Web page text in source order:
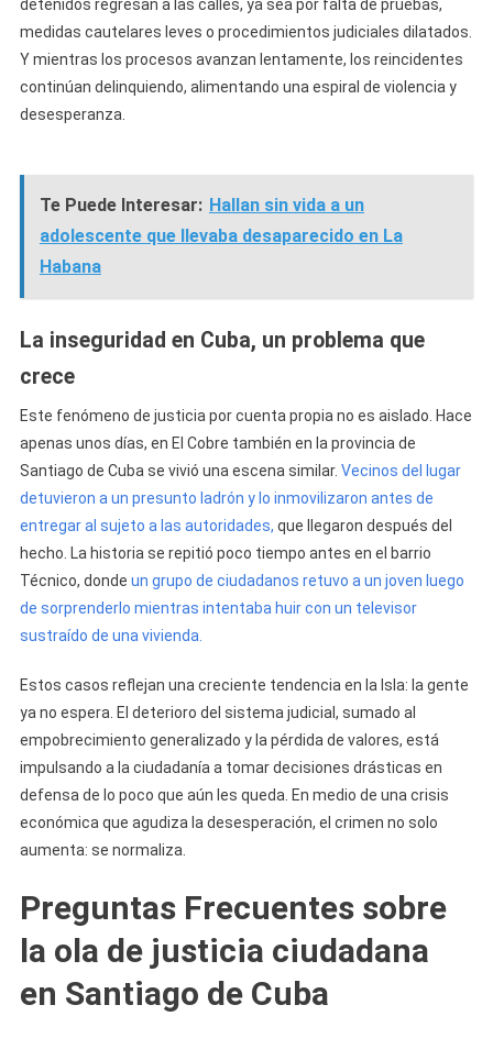
detenidos regresan a las calles, ya sea por falta de pruebas,
medidas cautelares leves o procedimientos judiciales dilatados.
Y mientras los procesos avanzan lentamente, los reincidentes
continúan delinquiendo, alimentando una espiral de violencia y
desesperanza.
Te Puede Interesar: Hallan sin vida a un
adolescente que llevaba desaparecido en La
Habana
La inseguridad en Cuba, un problema que
crece
Este fenómeno de justicia por cuenta propia no es aislado. Hace
apenas unos días, en El Cobre también en la provincia de
Santiago de Cuba se vivió una escena similar. Vecinos del lugar
detuvieron a un presunto ladrón y lo inmovilizaron antes de
entregar al sujeto a las autoridades, que llegaron después del
hecho. La historia se repitió poco tiempo antes en el barrio
Técnico, donde un grupo de ciudadanos retuvo a un joven luego
de sorprenderlo mientras intentaba huir con un televisor
sustraído de una vivienda.
Estos casos reflejan una creciente tendencia en la Isla: la gente
ya no espera. El deterioro del sistema judicial, sumado al
empobrecimiento generalizado y la pérdida de valores, está
impulsando a la ciudadanía a tomar decisiones drásticas en
defensa de lo poco que aún les queda. En medio de una crisis
económica que agudiza la desesperación, el crimen no solo
aumenta: se normaliza.
Preguntas Frecuentes sobre
la ola de justicia ciudadana
en Santiago de Cuba